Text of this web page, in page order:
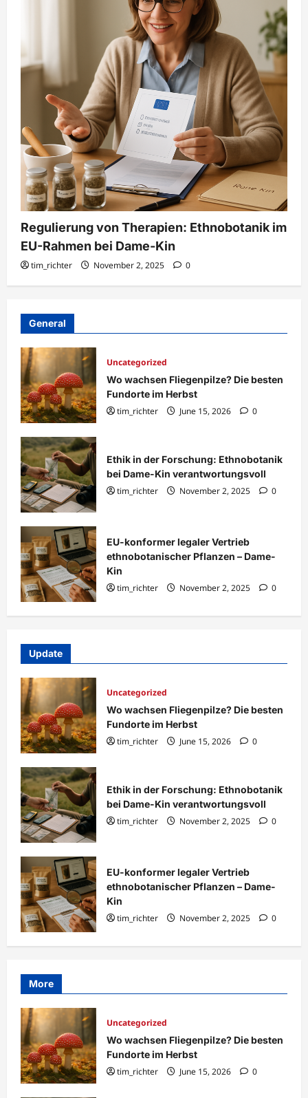
Regulierung von Therapien: Ethnobotanik im
EU-Rahmen bei Dame-Kin
tim_richter November 2, 2025 0
General
Uncategorized
Wo wachsen Fliegenpilze? Die besten
Fundorte im Herbst
tim_richter
June 15, 2026 0
Ethik in der Forschung: Ethnobotanik
bei Dame-Kin verantwortungsvoll
tim_richter
November 2, 2025 0
EU-konformer legaler Vertrieb
ethnobotanischer Pflanzen – Dame-
Kin
tim_richter
November 2, 2025 0
Update
Uncategorized
Wo wachsen Fliegenpilze? Die besten
Fundorte im Herbst
tim_richter
June 15, 2026 0
Ethik in der Forschung: Ethnobotanik
bei Dame-Kin verantwortungsvoll
tim_richter
November 2, 2025 0
EU-konformer legaler Vertrieb
ethnobotanischer Pflanzen – Dame-
Kin
tim_richter
November 2, 2025 0
More
Uncategorized
Wo wachsen Fliegenpilze? Die besten
Fundorte im Herbst
tim_richter
June 15, 2026 0